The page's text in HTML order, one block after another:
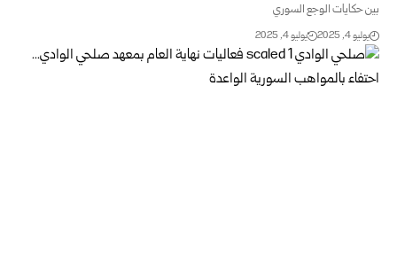
بين حكايات الوجع السوري
يوليو 4, 2025 يوليو 4, 2025